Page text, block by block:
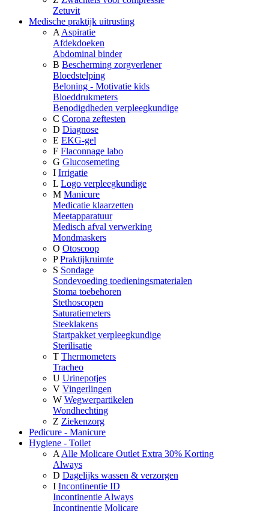
Zetuvit
Medische praktijk uitrusting
A Aspiratie
Afdekdoeken
Abdominal binder
B Bescherming zorgverlener
Bloedstelping
Beloning - Motivatie kids
Bloeddrukmeters
Benodigdheden verpleegkundige
C Corona zeftesten
D Diagnose
E EKG-gel
F Flaconnage labo
G Glucosemeting
I Irrigatie
L Logo verpleegkundige
M Manicure
Medicatie klaarzetten
Meetapparatuur
Medisch afval verwerking
Mondmaskers
O Otoscoop
P Praktijkruimte
S Sondage
Sondevoeding toedieningsmaterialen
Stoma toebehoren
Stethoscopen
Saturatiemeters
Steeklakens
Startpakket verpleegkundige
Sterilisatie
T Thermometers
Tracheo
U Urinepotjes
V Vingerlingen
W Wegwerpartikelen
Wondhechting
Z Ziekenzorg
Pedicure - Manicure
Hygiene - Toilet
A Alle Molicare Outlet Extra 30% Korting
Always
D Dagelijks wassen & verzorgen
I Incontinentie ID
Incontinentie Always
Incontinentie Molicare